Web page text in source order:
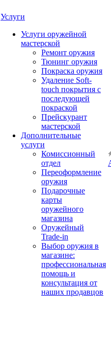
Услуги
Услуги оружейной
мастерской
Ремонт оружия
Тюнинг оружия
Покраска оружия
Удаление Soft-
touch покрытия с
последующей
покраской
Прейскурант
мастерской
Дополнительные
услуги
Комиссионный
отдел
Переоформление
оружия
Подарочные
карты
оружейного
магазина
Оружейный
Trade-in
Выбор оружия в
магазине:
профессиональная
помощь и
консультация от
наших продавцов